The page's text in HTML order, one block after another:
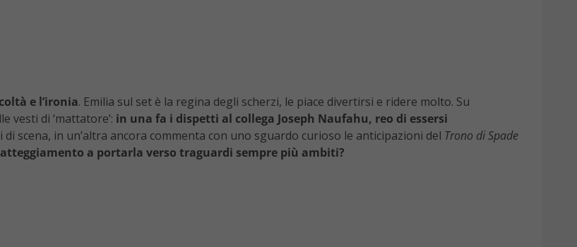
e l’ironia. Emilia sul set è la regina degli scherzi, le piace divertirsi e ridere molto. Su
vesti di ‘mattatore’: in una fa i dispetti al collega Joseph Naufahu, reo di essersi
scena, in un’altra ancora commenta con uno sguardo curioso le anticipazioni del Trono di Spade
a portarla verso traguardi sempre più ambiti?